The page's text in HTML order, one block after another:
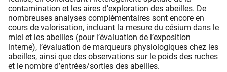
contamination et les aires d’exploration des abeilles. De
nombreuses analyses complémentaires sont encore en
cours de valorisation, incluant la mesure du césium dans le
miel et les abeilles (pour l’évaluation de l’exposition
interne), l’évaluation de marqueurs physiologiques chez les
abeilles, ainsi que des observations sur le poids des ruches
et le nombre d’entrées/sorties des abeilles.